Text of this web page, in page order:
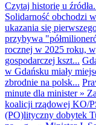
Czytaj historię u
Solidarność obchodzi
ukazania się
przybywa
rocznej w 2025 roku,
gospodarczej kszt...
w Gdańsku miały
zbrodnie na polsk...
minute dla minister»
koalicji rządowej KO/
(PO)lityczny dobytek